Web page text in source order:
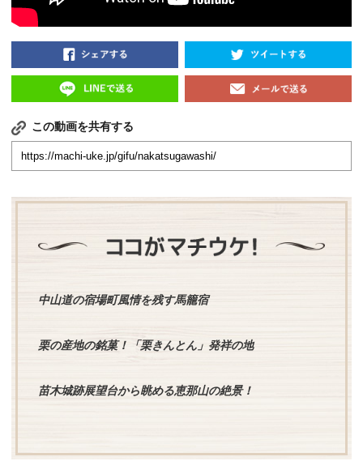
この動画を共有する
中山道の宿場町風情を残す馬籠宿
栗の産地の銘菓！「栗きんとん」発祥の地
苗木城跡展望台から眺める恵那山の絶景！